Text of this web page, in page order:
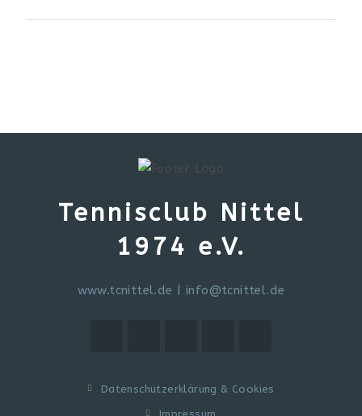
Tennisclub Nittel
1974 e.V.
www.tcnittel.de info@tcnittel.de
Datenschutzerklärung & Cookies